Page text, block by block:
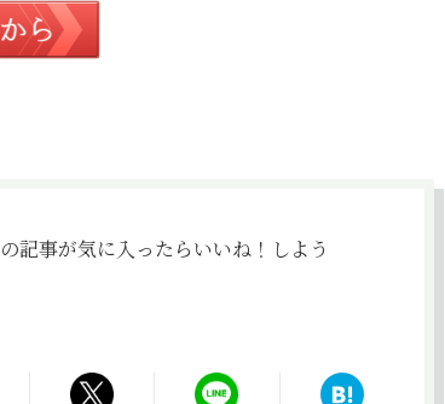
記事が気に入ったらいいね！しよう